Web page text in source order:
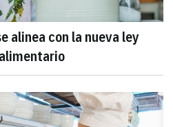
alinea con la nueva ley